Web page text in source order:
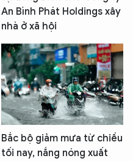
An Bình Phát Holdings xây
nhà ở xã hội
Bắc bộ giảm mưa từ chiều
tối nay, nắng nóng xuất